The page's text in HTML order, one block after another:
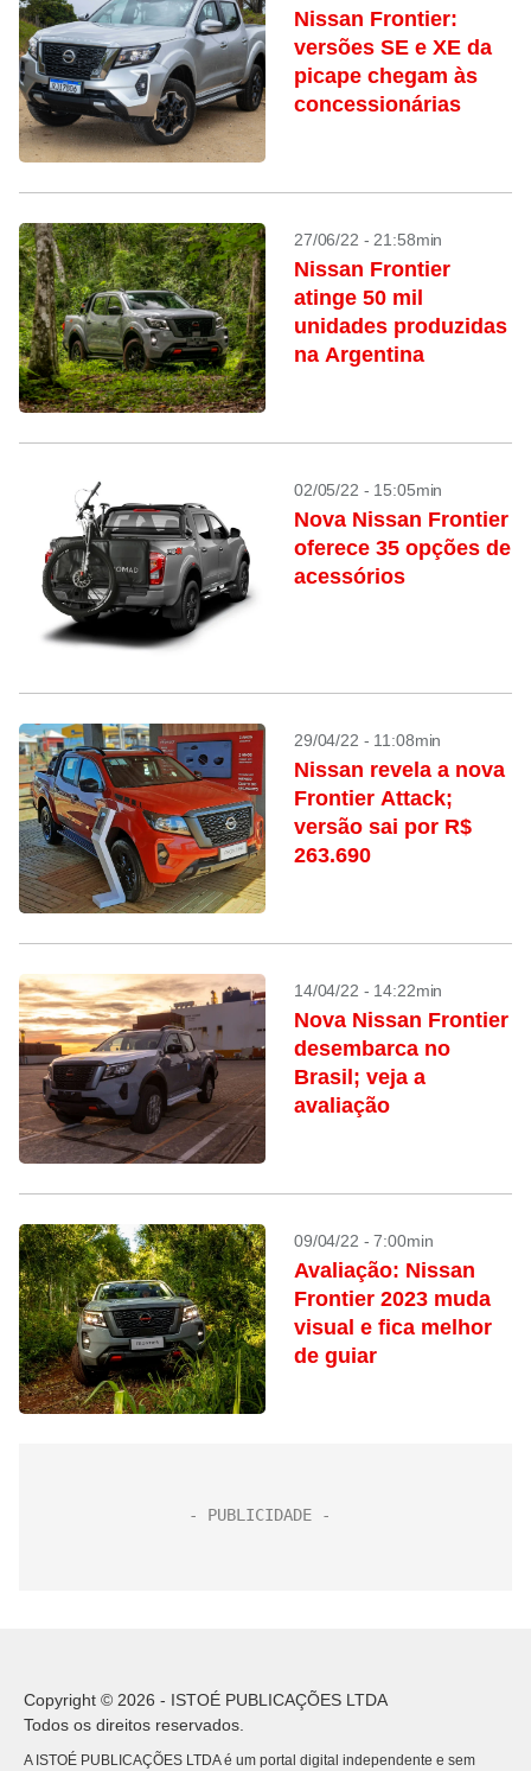
Nissan Frontier:
versões SE e XE da
picape chegam às
concessionárias
27/06/22 - 21:58min
Nissan Frontier
atinge 50 mil
unidades produzidas
na Argentina
02/05/22 - 15:05min
Nova Nissan Frontier
oferece 35 opções de
acessórios
29/04/22 - 11:08min
Nissan revela a nova
Frontier Attack;
versão sai por R$
263.690
14/04/22 - 14:22min
Nova Nissan Frontier
desembarca no
Brasil; veja a
avaliação
09/04/22 - 7:00min
Avaliação: Nissan
Frontier 2023 muda
visual e fica melhor
de guiar
Copyright © 2026 - ISTOÉ PUBLICAÇÕES LTDA
Todos os direitos reservados.
A ISTOÉ PUBLICAÇÕES LTDA é um portal digital independente e sem